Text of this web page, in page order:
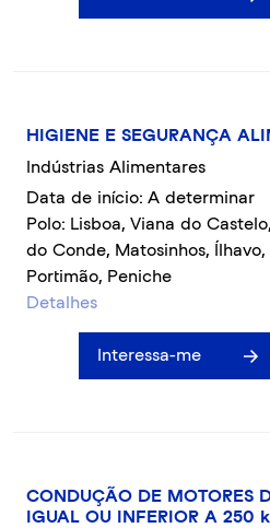
HIGIENE E SEGURANÇA
Indústrias Alimentares
Data de início: A determinar
Polo: Lisboa, Viana do
do Conde, Matosinhos,
Portimão, Peniche
Detalhes
Interessa-me
CONDUÇÃO DE MOTORES
IGUAL OU INFERIOR A 250